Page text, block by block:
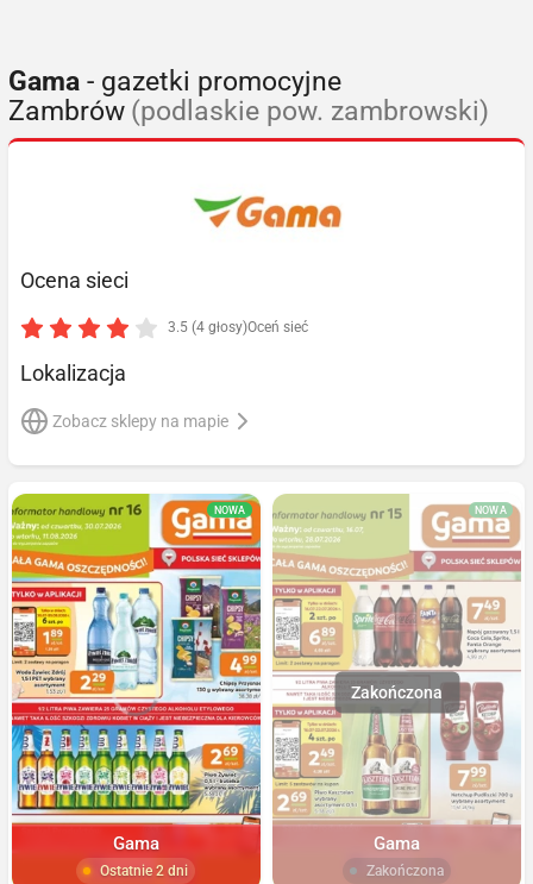
Gama - gazetki promocyjne
Zambrów (podlaskie pow. zambrowski)
Ocena sieci
3.5 (4 głosy)Oceń sieć
Lokalizacja
Zobacz sklepy na mapie
NOWA
Gama
Ostatnie 2 dni
NOWA
Gama
Zakończona